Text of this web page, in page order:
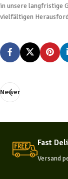
in unsere langfristige
vielfältigen
Newer
Fast
Versand